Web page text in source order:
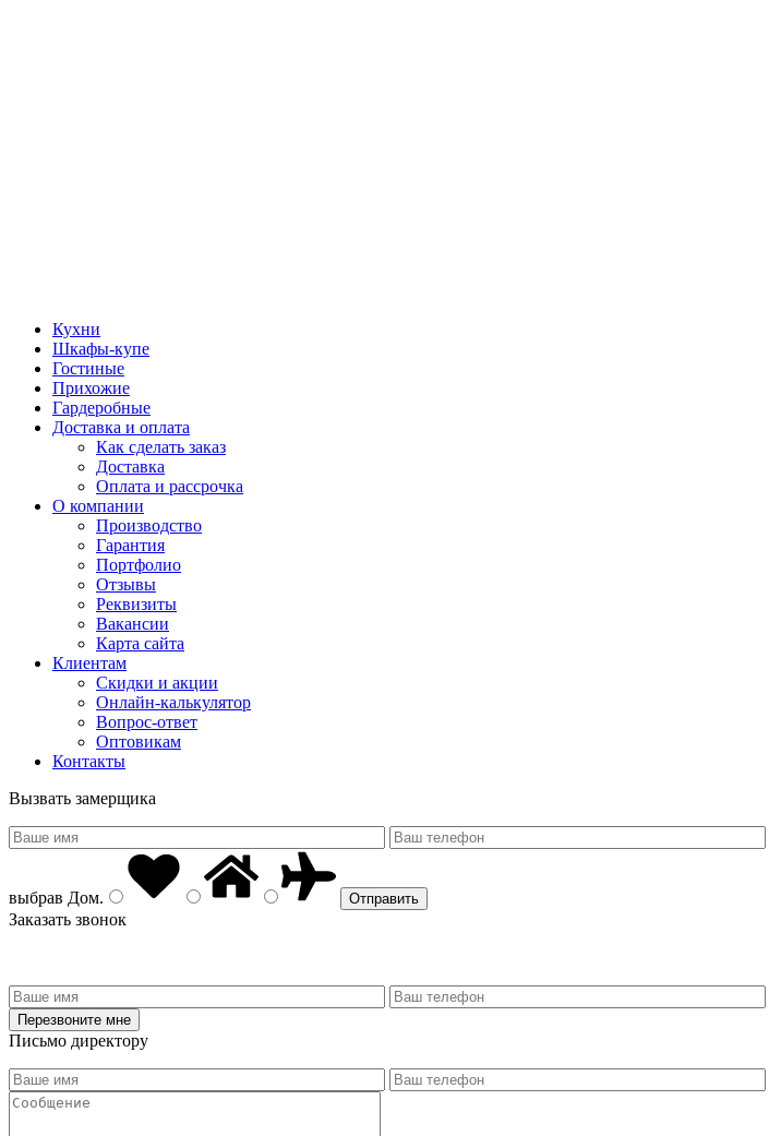
Кухни
Шкафы-купе
Гостиные
Прихожие
Гардеробные
Доставка и оплата
Как сделать заказ
Доставка
Оплата и рассрочка
О компании
Производство
Гарантия
Портфолио
Отзывы
Реквизиты
Вакансии
Карта сайта
Клиентам
Скидки и акции
Онлайн-калькулятор
Вопрос-ответ
Оптовикам
Контакты
Вызвать замерщика
выбрав Дом.
Заказать звонок
Письмо директору